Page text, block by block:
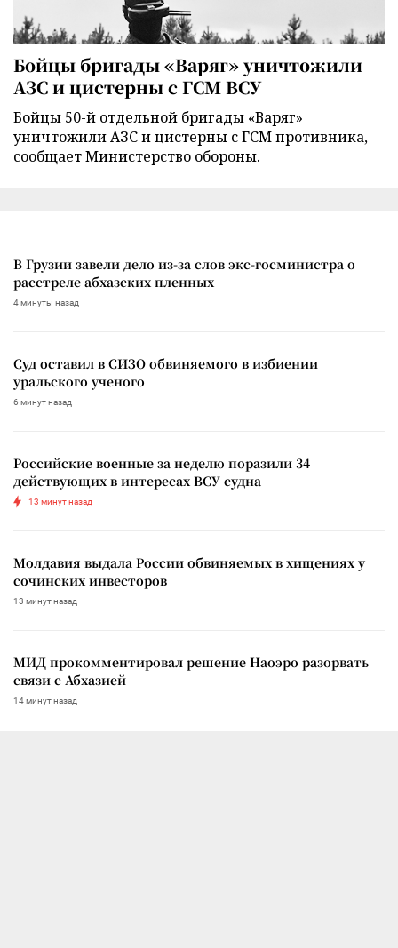
Бойцы бригады «Варяг» уничтожили
АЗС и цистерны с ГСМ ВСУ
Бойцы 50-й отдельной бригады «Варяг»
уничтожили АЗС и цистерны с ГСМ противника,
сообщает Министерство обороны.
В Грузии завели дело из-за слов экс-госминистра о
расстреле абхазских пленных
4 минуты назад
Суд оставил в СИЗО обвиняемого в избиении
уральского ученого
6 минут назад
Российские военные за неделю поразили 34
действующих в интересах ВСУ судна
13 минут назад
Молдавия выдала России обвиняемых в хищениях у
сочинских инвесторов
13 минут назад
МИД прокомментировал решение Наоэро разорвать
связи с Абхазией
14 минут назад